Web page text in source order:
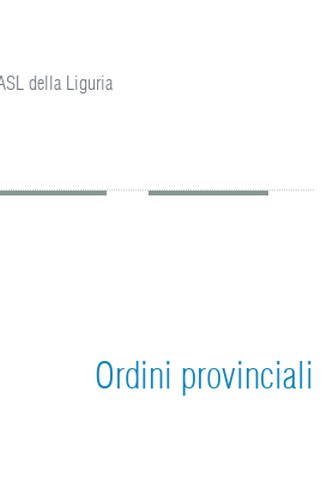
della Liguria
Ordini provinciali